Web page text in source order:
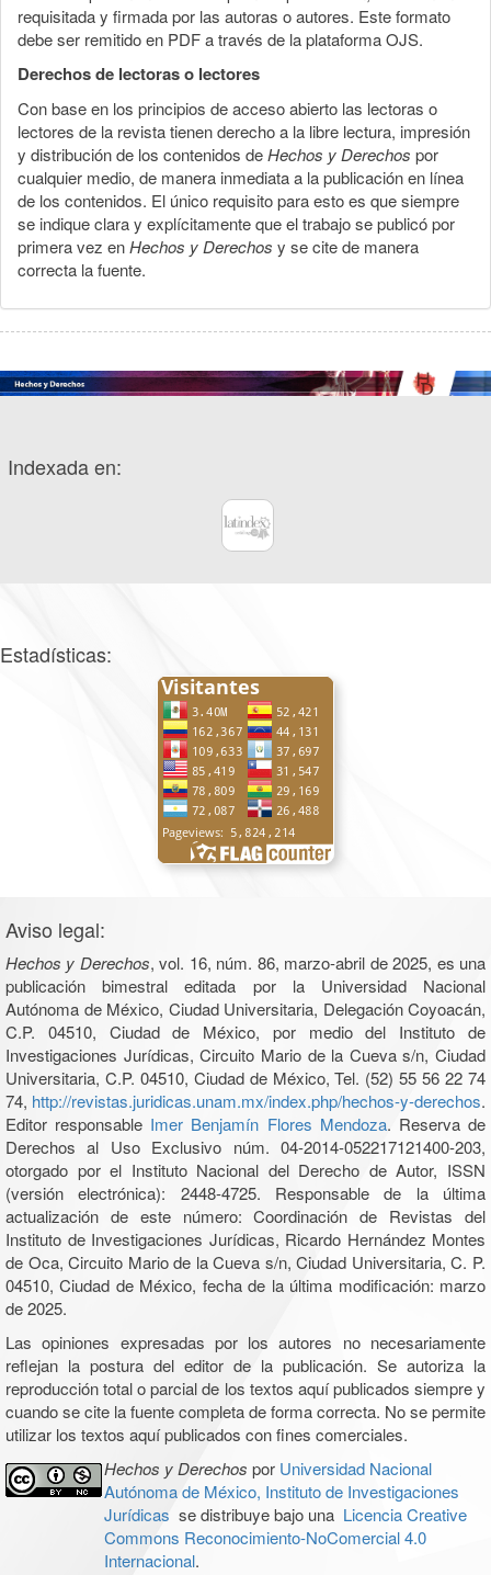
requisitada y firmada por las autoras o autores. Este formato
debe ser remitido en PDF a través de la plataforma OJS.
Derechos de lectoras o lectores
Con base en los principios de acceso abierto las lectoras o
lectores de la revista tienen derecho a la libre lectura, impresión
y distribución de los contenidos deHechos y Derechos por
cualquier medio, de manera inmediata a la publicación en línea
de los contenidos. El único requisito para esto es que siempre
se indique clara y explícitamente que el trabajo se publicó por
primera vez enHechos y Derechos y se cite de manera
correcta la fuente.
Indexada en:
Estadísticas:
Aviso legal:
Hechos y Derechos, vol. 16, núm. 86, marzo-abril de 2025, es una
publicación bimestral editada por la Universidad Nacional
Autónoma de México, Ciudad Universitaria, Delegación Coyoacán,
C.P. 04510, Ciudad de México, por medio del Instituto de
Investigaciones Jurídicas, Circuito Mario de la Cueva s/n, Ciudad
Universitaria, C.P. 04510, Ciudad de México, Tel. (52) 55 56 22 74
74, http://revistas.juridicas.unam.mx/index.php/hechos-y-derechos.
Editor responsable Imer Benjamín Flores Mendoza. Reserva de
Derechos al Uso Exclusivo núm. 04-2014-052217121400-203,
otorgado por el Instituto Nacional del Derecho de Autor, ISSN
(versión electrónica): 2448-4725. Responsable de la última
actualización de este número: Coordinación de Revistas del
Instituto de Investigaciones Jurídicas, Ricardo Hernández Montes
de Oca, Circuito Mario de la Cueva s/n, Ciudad Universitaria, C. P.
04510, Ciudad de México, fecha de la última modificación: marzo
de 2025.
Las opiniones expresadas por los autores no necesariamente
reflejan la postura del editor de la publicación. Se autoriza la
reproducción total o parcial de los textos aquí publicados siempre y
cuando se cite la fuente completa de forma correcta. No se permite
utilizar los textos aquí publicados con fines comerciales.
Hechos y Derechos por Universidad Nacional
Autónoma de México, Instituto de Investigaciones
Jurídicas se distribuye bajo una Licencia Creative
Commons Reconocimiento-NoComercial 4.0
Internacional.